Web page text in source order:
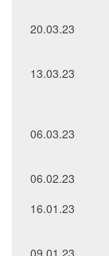
20.03.23
13.03.23
06.03.23
06.02.23
16.01.23
09.01.23